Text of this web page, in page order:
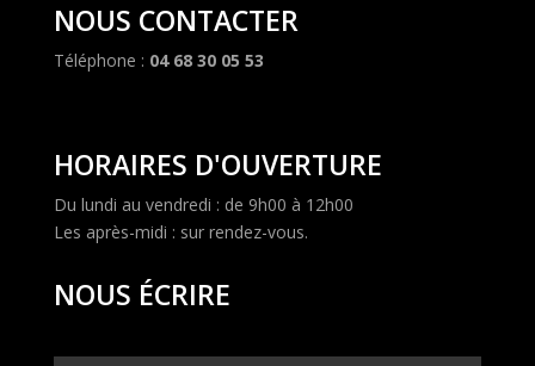
NOUS CONTACTER
Téléphone : 04 68 30 05 53
HORAIRES D'OUVERTURE
Du lundi au vendredi : de 9h00 à 12h00
Les après-midi : sur rendez-vous.
NOUS ÉCRIRE